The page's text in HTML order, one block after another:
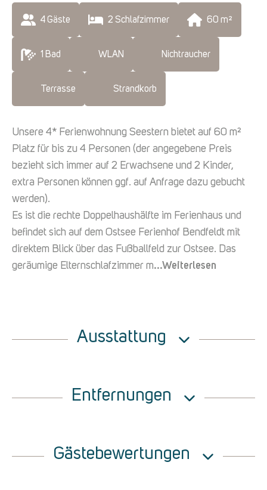
4 Gäste 2 Schlafzimmer 60 m²
1 Bad WLAN Nichtraucher
Terrasse Strandkorb
Unsere 4* Ferienwohnung Seestern bietet auf 60 m²
Platz für bis zu 4 Personen (der angegebene Preis
bezieht sich immer auf 2 Erwachsene und 2 Kinder,
extra Personen können ggf. auf Anfrage dazu gebucht
werden).
Es ist die rechte Doppelhaushälfte im Ferienhaus und
befindet sich auf dem Ostsee Ferienhof Bendfeldt mit
direktem Blick über das Fußballfeld zur Ostsee. Das
geräumige Elternschlafzimmer m...Weiterlesen
Ausstattung
Entfernungen
Gästebewertungen